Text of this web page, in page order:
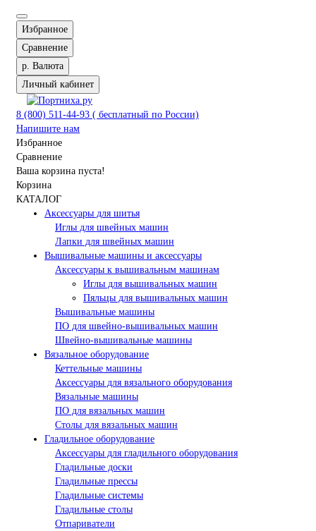
Избранное
Сравнение
р. Валюта
Личный кабинет
8 (800) 511-44-93 ( бесплатный по России)
Напишите нам
Избранное
Сравнение
Ваша корзина пуста!
Корзина
КАТАЛОГ
Аксессуары для шитья
Иглы для швейных машин
Лапки для швейных машин
Вышивальные машины и аксессуары
Аксессуары к вышивальным машинам
Иглы для вышивальных машин
Пяльцы для вышивальных машин
Вышивальные машины
ПО для швейно-вышивальных машин
Швейно-вышивальные машины
Вязальное оборудование
Кеттельные машины
Аксессуары для вязального оборудования
Вязальные машины
ПО для вязальных машин
Столы для вязальных машин
Гладильное оборудование
Аксессуары для гладильного оборудования
Гладильные доски
Гладильные прессы
Гладильные системы
Гладильные столы
Отпариватели